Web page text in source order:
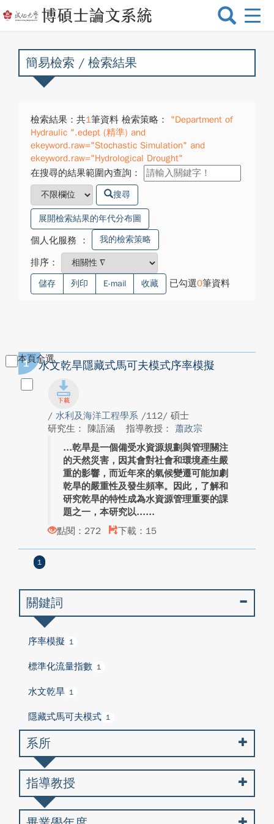
選
換
簡易檢索 / 檢索結果
檢索結果：共1筆資料 檢索策略：
"Department of
Hydraulic ".edept (精準) and
ekeyword.raw="Stochastic Simulation" and
ekeyword.raw="Hydrological Drought"
在搜尋的結果範圍內查詢：
搜尋
展開檢索結果的年代分布圖
個人化服務 ： 我的檢索策略
排序：
儲存 列印 E-mail 收藏 已勾選0筆資料
本頁全選
1 水文乾旱隱藏式馬可夫模式序率模擬
/ 水利及海洋工程學系 /112/ 碩士
研究生： 陳語涵
指導教授： 蕭政宗
乾旱是一個備受水資源規劃與管理關注
的天然災害，因其會對社會和環境產生嚴
重的影響，而近年來的氣候變遷可能加劇
乾旱的嚴重性及發生頻率。因此，了解和
研究乾旱的特性成為水資源管理重要的課
題之一，本研究以...
點閱：272
下載：15
1
關鍵詞
序率模擬 1
標準化流量指數 1
水文乾旱 1
隱藏式馬可夫模式 1
系所
指導教授